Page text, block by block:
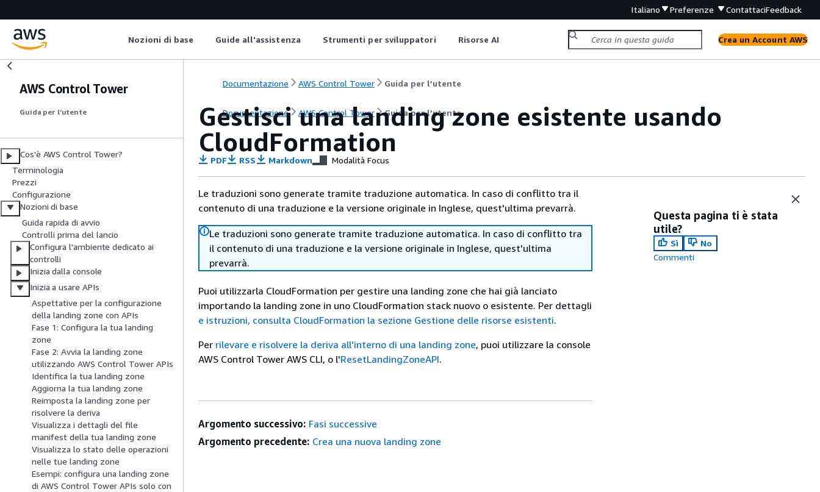
Italiano Preferenze ContattaciFeedback
Nozioni di base Guide all'assistenza Strumenti per sviluppatori Risorse AI Crea un Account AWS
AWS Control Tower
Guida per l’utente
Cos'è AWS Control Tower?
Terminologia
Prezzi
Configurazione
Nozioni di base
Guida rapida di avvio
Controlli prima del lancio
Configura l'ambiente dedicato ai
controlli
Inizia dalla console
Inizia a usare APIs
Aspettative per la configurazione
della landing zone con APIs
Fase 1: Configura la tua landing
zone
Fase 2: Avvia la landing zone
utilizzando AWS Control Tower APIs
Identifica la tua landing zone
Aggiorna la tua landing zone
Reimposta la landing zone per
risolvere la deriva
Visualizza i dettagli del file
manifest della tua landing zone
Visualizza lo stato delle operazioni
nelle tue landing zone
Esempi: configura una landing zone
di AWS Control Tower APIs solo con
Documentazione AWS Control Tower Guida per l’utente
Documentazione AWS Control Tower Guida per l’utente
Gestisci una landing zone esistente usando
CloudFormation
PDF RSS Markdown Modalità Focus
Le traduzioni sono generate tramite traduzione automatica. In caso di conflitto tra il
contenuto di una traduzione e la versione originale in Inglese, quest'ultima prevarrà.
Le traduzioni sono generate tramite traduzione automatica. In caso di conflitto tra
il contenuto di una traduzione e la versione originale in Inglese, quest'ultima
prevarrà.
Puoi utilizzarla CloudFormation per gestire una landing zone che hai già lanciato
importando la landing zone in uno CloudFormation stack nuovo o esistente. Per dettagli
e istruzioni, consulta CloudFormation la sezione Gestione delle risorse esistenti.
Per rilevare e risolvere la deriva all'interno di una landing zone, puoi utilizzare la console
AWS Control Tower AWS CLI, o l'ResetLandingZoneAPI.
Questa pagina ti è stata
utile?
Sì
No
Commenti
Argomento successivo: Fasi successive
Argomento precedente: Crea una nuova landing zone